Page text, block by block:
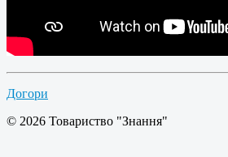
Догори
© 2026 Товариство "Знання"